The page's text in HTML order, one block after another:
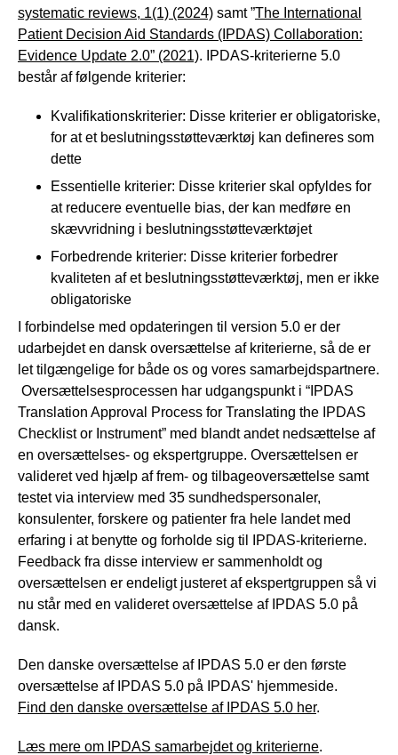
systematic reviews, 1(1) (2024) samt ”The International
Patient Decision Aid Standards (IPDAS) Collaboration:
Evidence Update 2.0” (2021). IPDAS-kriterierne 5.0
består af følgende kriterier:
Kvalifikationskriterier: Disse kriterier er obligatoriske,
for at et beslutningsstøtteværktøj kan defineres som
dette
Essentielle kriterier: Disse kriterier skal opfyldes for
at reducere eventuelle bias, der kan medføre en
skævvridning i beslutningsstøtteværktøjet
Forbedrende kriterier: Disse kriterier forbedrer
kvaliteten af et beslutningsstøtteværktøj, men er ikke
obligatoriske
I forbindelse med opdateringen til version 5.0 er der
udarbejdet en dansk oversættelse af kriterierne, så de er
let tilgængelige for både os og vores samarbejdspartnere.
Oversættelsesprocessen har udgangspunkt i “IPDAS
Translation Approval Process for Translating the IPDAS
Checklist or Instrument” med blandt andet nedsættelse af
en oversættelses- og ekspertgruppe. Oversættelsen er
valideret ved hjælp af frem- og tilbageoversættelse samt
testet via interview med 35 sundhedspersonaler,
konsulenter, forskere og patienter fra hele landet med
erfaring i at benytte og forholde sig til IPDAS-kriterierne.
Feedback fra disse interview er sammenholdt og
oversættelsen er endeligt justeret af ekspertgruppen så vi
nu står med en valideret oversættelse af IPDAS 5.0 på
dansk.
Den danske oversættelse af IPDAS 5.0 er den første
oversættelse af IPDAS 5.0 på IPDAS' hjemmeside.
Find den danske oversættelse af IPDAS 5.0 her.
Læs mere om IPDAS samarbejdet og kriterierne.